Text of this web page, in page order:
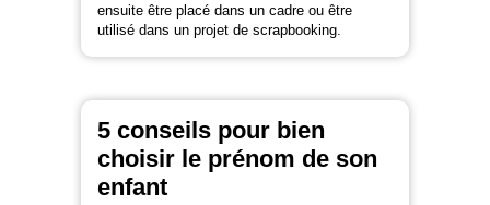
ensuite être placé dans un cadre ou être
utilisé dans un projet de scrapbooking.
5 conseils pour bien
choisir le prénom de son
enfant